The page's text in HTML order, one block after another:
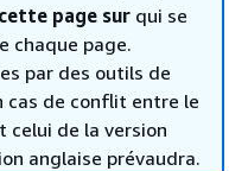
page sur qui se
chaque page.
par des outils de
cas de conflit entre le
de la version
anglaise prévaudra.